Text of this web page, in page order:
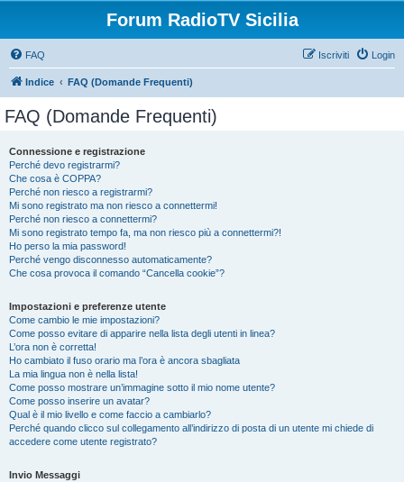
Forum RadioTV Sicilia
FAQ Login
Iscriviti
Indice FAQ (Domande Frequenti)
FAQ (Domande Frequenti)
Connessione e registrazione
Perché devo registrarmi?
Che cosa è COPPA?
Perché non riesco a registrarmi?
Mi sono registrato ma non riesco a connettermi!
Perché non riesco a connettermi?
Mi sono registrato tempo fa, ma non riesco più a connettermi?!
Ho perso la mia password!
Perché vengo disconnesso automaticamente?
Che cosa provoca il comando “Cancella cookie”?
Impostazioni e preferenze utente
Come cambio le mie impostazioni?
Come posso evitare di apparire nella lista degli utenti in linea?
L’ora non è corretta!
Ho cambiato il fuso orario ma l’ora è ancora sbagliata
La mia lingua non è nella lista!
Come posso mostrare un’immagine sotto il mio nome utente?
Come posso inserire un avatar?
Qual è il mio livello e come faccio a cambiarlo?
Perché quando clicco sul collegamento all’indirizzo di posta di un utente mi chiede di
accedere come utente registrato?
Invio Messaggi